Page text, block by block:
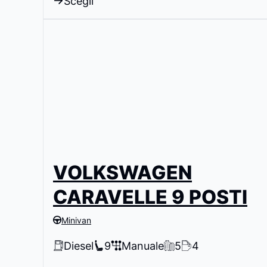
VOLKSWAGEN
CARAVELLE 9 POSTI
Minivan
Diesel 9 Manuale 5 4